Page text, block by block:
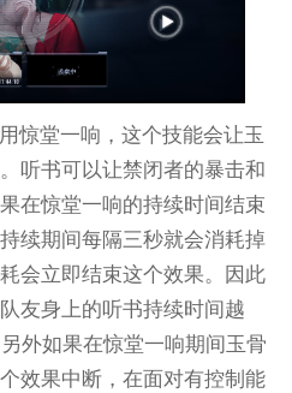
惊堂一响，这个技能会让玉
听书可以让禁闭者的暴击和
在惊堂一响的持续时间结束
续期间每隔三秒就会消耗掉
会立即结束这个效果。因此
友身上的听书持续时间越
外如果在惊堂一响期间玉骨
效果中断，在面对有控制能